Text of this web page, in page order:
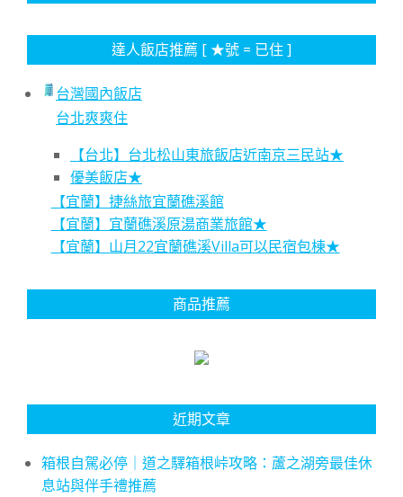
達人飯店推薦 [ ★號 = 已住 ]
台灣國內飯店
台北爽爽住
【台北】台北松山東旅飯店近南京三民站★
優美飯店★
【宜蘭】捷絲旅宜蘭礁溪館
【宜蘭】宜蘭礁溪原湯商業旅館★
【宜蘭】山月22宜蘭礁溪Villa可以民宿包棟★
商品推薦
近期文章
箱根自駕必停｜道之驛箱根峠攻略：蘆之湖旁最佳休
息站與伴手禮推薦